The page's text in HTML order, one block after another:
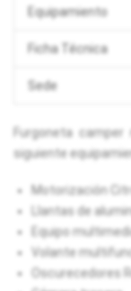
Equipamiento
Ficha Técnica
Sede
Furgoneta
siguiente
Motorización
Llantas de
Equipo
Volante
Oscurecedores